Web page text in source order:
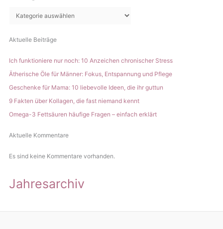
Aktuelle Beiträge
Ich funktioniere nur noch: 10 Anzeichen chronischer Stress
Ätherische Öle für Männer: Fokus, Entspannung und Pflege
Geschenke für Mama: 10 liebevolle Ideen, die ihr guttun
9 Fakten über Kollagen, die fast niemand kennt
Omega-3 Fettsäuren häufige Fragen – einfach erklärt
Aktuelle Kommentare
Es sind keine Kommentare vorhanden.
Jahresarchiv